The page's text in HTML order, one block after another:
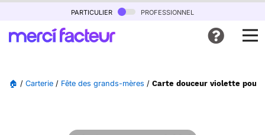
particulier professionnel
🏠 / Carterie / Fête des grands-mères / Carte douceur violette pour